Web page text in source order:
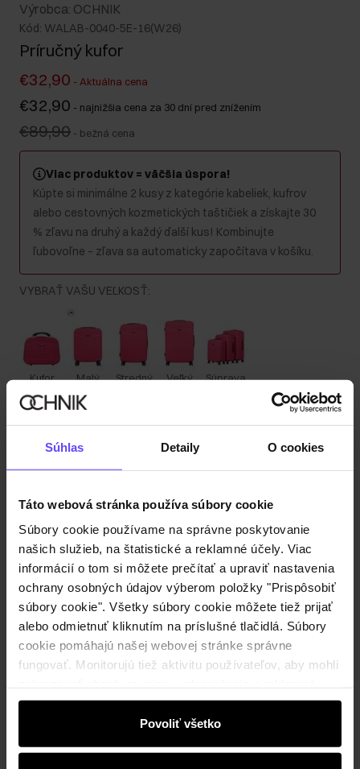
Súhlas Detaily O cookies
Táto webová stránka používa súbory cookie
Súbory cookie používame na správne poskytovanie
našich služieb, na štatistické a reklamné účely. Viac
informácií o tom si môžete prečítať a upraviť nastavenia
ochrany osobných údajov výberom položky "Prispôsobiť
súbory cookie". Všetky súbory cookie môžete tiež prijať
alebo odmietnuť kliknutím na príslušné tlačidlá. Súbory
cookie pomáhajú našej webovej stránke správne
fungovať. Monitorujú tiež aktivitu používateľov, aby mohli
správy, ktoré vás informujú o najnovších akciách v
elektronickom obchode. Informácie o tom, ako používate
našu stránku, zdieľame s partnermi v oblasti sociálnych
Povoliť všetko
Výrobca: OCHNIK
Kód: WALAB-0040-5E-16(W26)
Príručný kufor
€32,90 - Aktuálna cena
€32,90 - najnižšia cena za 30 dní pred znížením
€89,90 - bežná cena
Viac produktov = väčšia úspora!
Kúpte si minimálne 2 kusy z kategórie kabeliek, kufrov
alebo cestovných kozmetických taštičiek a získajte 30
% zľavu na druhý a každý ďalší kus! Kombinujte
ľubovoľne – zľava sa automaticky započítava v košíku.
VYBRAŤ VAŠU VEĽKOSŤ:
Kufor Malý Stredný Veľký Súprava
Farba:
Informujte ma o dostupnosti e-mailom.
Vaša e-mailová adresa
Upozorniť ma na dostupnosť
Popis produktu
Detaily